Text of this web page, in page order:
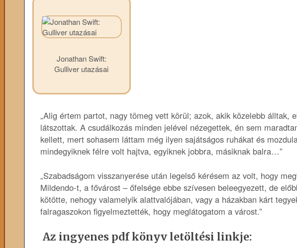
Jonathan Swift:
Gulliver utazásai
„Alig értem partot, nagy tömeg vett körül; azok, akik közelebb álltak,
látszottak. A csudálkozás minden jelével nézegettek, én sem
kellett, mert sohasem láttam még ilyen sajátságos ruhákat és
mindegyiknek félre volt hajtva, egyiknek jobbra, másiknak balra…”
„Szabadságom visszanyerése után legelső kérésem az volt, hogy
Mildendo-t, a fővárost – őfelsége ebbe szívesen beleegyezett, de
kötötte, nehogy valamelyik alattvalójában, vagy a házakban kárt
falragaszokon figyelmeztették, hogy meglátogatom a várost.”
Az ingyenes pdf könyv letöltési linkje: